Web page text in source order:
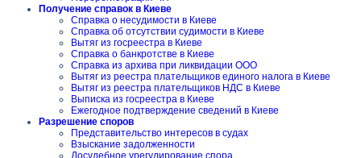
Получение справок в Киеве
Справка о несудимости в Киеве
Справка об отсутствии судимости в Киеве
Вытяг из госреестра в Киеве
Справка о банкротстве в Киеве
Справка из архива при ликвидации ООО
Вытяг из реестра плательщиков единого налога в Киеве
Вытяг из реестра плательщиков НДС в Киеве
Выписка из госреестра в Киеве
Ежегодное подтверждение сведений в Киеве
Разрешение споров
Представительство интересов в судах
Взыскание задолженности